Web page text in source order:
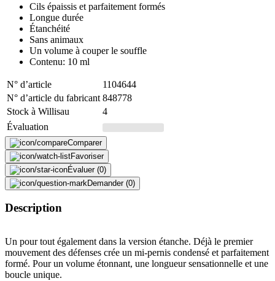
Cils épaissis et parfaitement formés
Longue durée
Étanchéité
Sans animaux
Un volume à couper le souffle
Contenu: 10 ml
N° d’article
1104644
N° d’article du fabricant 848778
Stock à Willisau
4
Évaluation
Comparer
Favoriser
Évaluer (0)
Demander (0)
Description
Un pour tout également dans la version étanche. Déjà le premier
mouvement des défenses crée un mi-pernis condensé et parfaitement
formé. Pour un volume étonnant, une longueur sensationnelle et une
boucle unique.